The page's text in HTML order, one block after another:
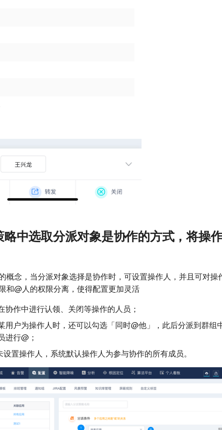
中选取分派对象是协作的方式，将操
概念，当分派对象选择是协作时，可设置操作人，并且可对操
和@人的权限分离，使得配置更加灵活
协作中进行认领、关闭等操作的人员；
用户为操作人时，还可以勾选「同时@他」，此后分派到群组
进行@；
设置操作人，系统默认操作人为参与协作的所有成员。